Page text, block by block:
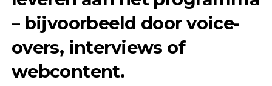
– bijvoorbeeld door voice-
overs, interviews of
webcontent.